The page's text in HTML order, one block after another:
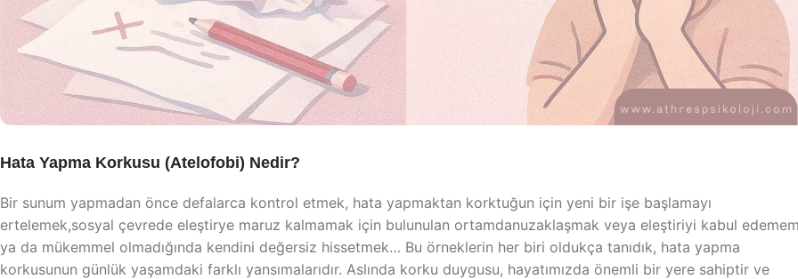
Hata Yapma Korkusu (Atelofobi) Nedir?
Bir sunum yapmadan önce defalarca kontrol etmek, hata yapmaktan korktuğun için yeni bir işe başlamayı
ertelemek,sosyal çevrede eleştirye maruz kalmamak için bulunulan ortamdanuzaklaşmak veya eleştiriyi kabul
ya da mükemmel olmadığında kendini değersiz hissetmek… Bu örneklerin her biri oldukça tanıdık, hata yapma
korkusunun günlük yaşamdaki farklı yansımalarıdır. Aslında korku duygusu, hayatımızda önemli bir yere sahiptir ve